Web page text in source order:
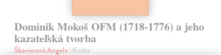
Dominik Mokoš OFM (1718-1776) a jeho
kazateľská tvorba
Škovierová Angela| Kniha